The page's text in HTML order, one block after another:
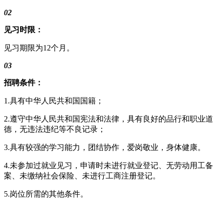
02
见习时限：
见习期限为12个月。
03
招聘条件：
1.具有中华人民共和国国籍；
2.遵守中华人民共和国宪法和法律，具有良好的品行和职业道
德，无违法违纪等不良记录；
3.具有较强的学习能力，团结协作，爱岗敬业，身体健康。
4.未参加过就业见习，申请时未进行就业登记、无劳动用工备
案、未缴纳社会保险、未进行工商注册登记。
5.岗位所需的其他条件。